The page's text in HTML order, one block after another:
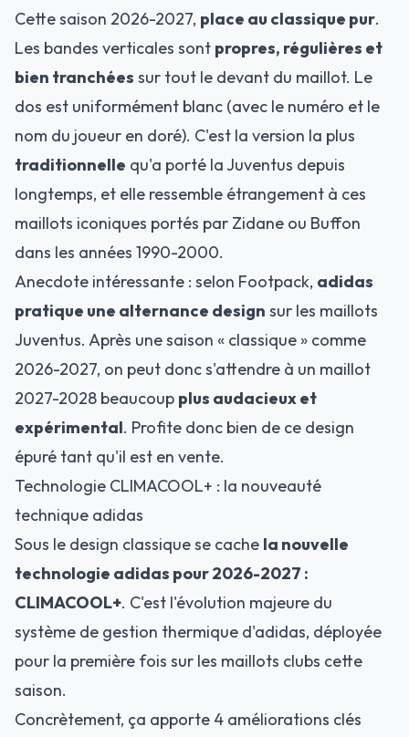
Cette saison 2026-2027, place au classique pur.
Les bandes verticales sont propres, régulières et
bien tranchées sur tout le devant du maillot. Le
dos est uniformément blanc (avec le numéro et le
nom du joueur en doré). C'est la version la plus
traditionnelle qu'a porté la Juventus depuis
longtemps, et elle ressemble étrangement à ces
maillots iconiques portés par Zidane ou Buffon
dans les années 1990-2000.
Anecdote intéressante : selon Footpack, adidas
pratique une alternance design sur les maillots
Juventus. Après une saison « classique » comme
2026-2027, on peut donc s'attendre à un maillot
2027-2028 beaucoup plus audacieux et
expérimental. Profite donc bien de ce design
épuré tant qu'il est en vente.
Technologie CLIMACOOL+ : la nouveauté
technique adidas
Sous le design classique se cache la nouvelle
technologie adidas pour 2026-2027 :
CLIMACOOL+. C'est l'évolution majeure du
système de gestion thermique d'adidas, déployée
pour la première fois sur les maillots clubs cette
saison.
Concrètement, ça apporte 4 améliorations clés